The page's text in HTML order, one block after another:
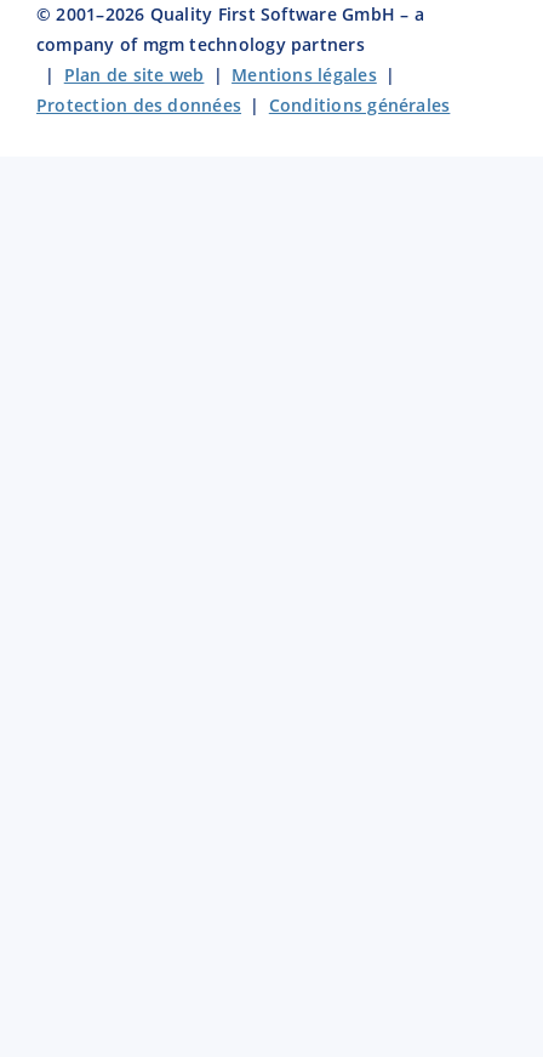
© 2001–2026 Quality First Software GmbH – a
company of mgm technology partners
| Plan de site web | Mentions légales|
Protection des données | Conditions générales